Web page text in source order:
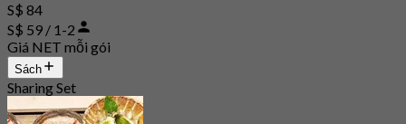
S$ 84
S$ 59 / 1-2
Giá NET mỗi gói
Sách
Sharing Set